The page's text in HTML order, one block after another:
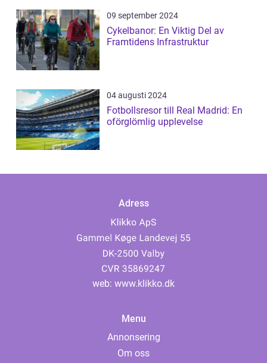
09 september 2024
Cykelbanor: En Viktig Del av
Framtidens Infrastruktur
04 augusti 2024
Fotbollsresor till Real Madrid: En
oförglömlig upplevelse
Adress
web: www.klikko.dk
Menu
Annonsering
Om oss